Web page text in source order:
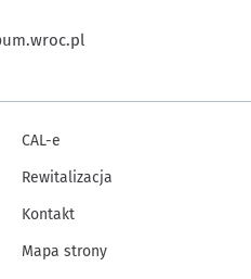
CAL-e
Rewitalizacja
Kontakt
Mapa strony